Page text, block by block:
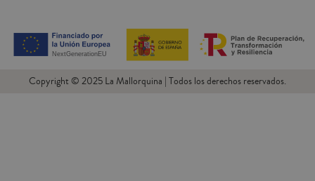
Copyright © 2025 La Mallorquina | Todos los derechos reservados.